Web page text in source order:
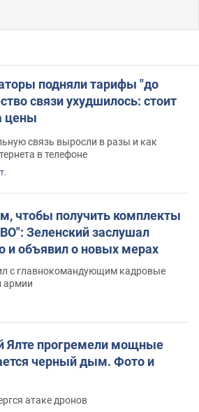
подняли тарифы "до
связи ухудшилось: стоит
цены
связь выросли в разы и как
в телефоне
чтобы получить комплекты
Зеленский заслушал
и объявил о новых мерах
с главнокомандующим кадровые
армии
Ялте прогремели мощные
черный дым. Фото и
атаке дронов